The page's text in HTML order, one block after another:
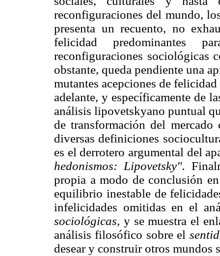
reconfiguraciones del mundo,
presenta un recuento, no
felicidad predominantes
reconfiguraciones sociológicas
obstante, queda pendiente una
mutantes acepciones de
adelante, y específicamente de
análisis lipovetskyano puntual
de transformación del
diversas definiciones
es el derrotero argumental del
hedonismos: Lipovetsky".
propia a modo de conclusión
equilibrio inestable de
infelicidades omitidas en el
sociológicas, y se muestra el
análisis filosófico sobre el
desear y construir otros mundos